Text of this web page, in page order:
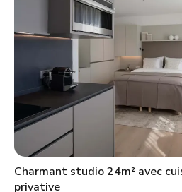
Charmant studio 24m² avec
privative